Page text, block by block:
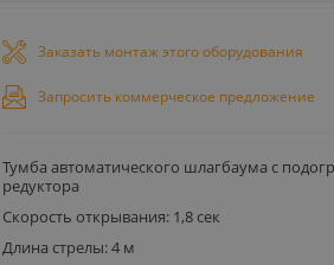
Заказать монтаж этого оборудования
Запросить коммерческое предложение
Тумба автоматического шлагбаума с
редуктора
Скорость открывания: 1,8 сек
Длина стрелы: 4 м